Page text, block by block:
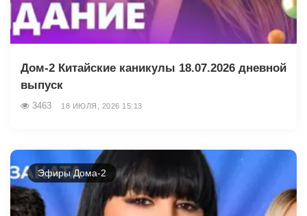
Дом-2 Китайские каникулы 18.07.2026 дневной
выпуск
3463 18 ИЮЛЯ, 2026 15:13
Эфиры Дома-2